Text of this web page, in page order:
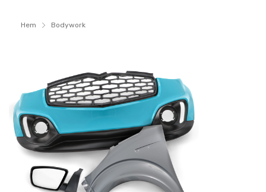
Hem Bodywork